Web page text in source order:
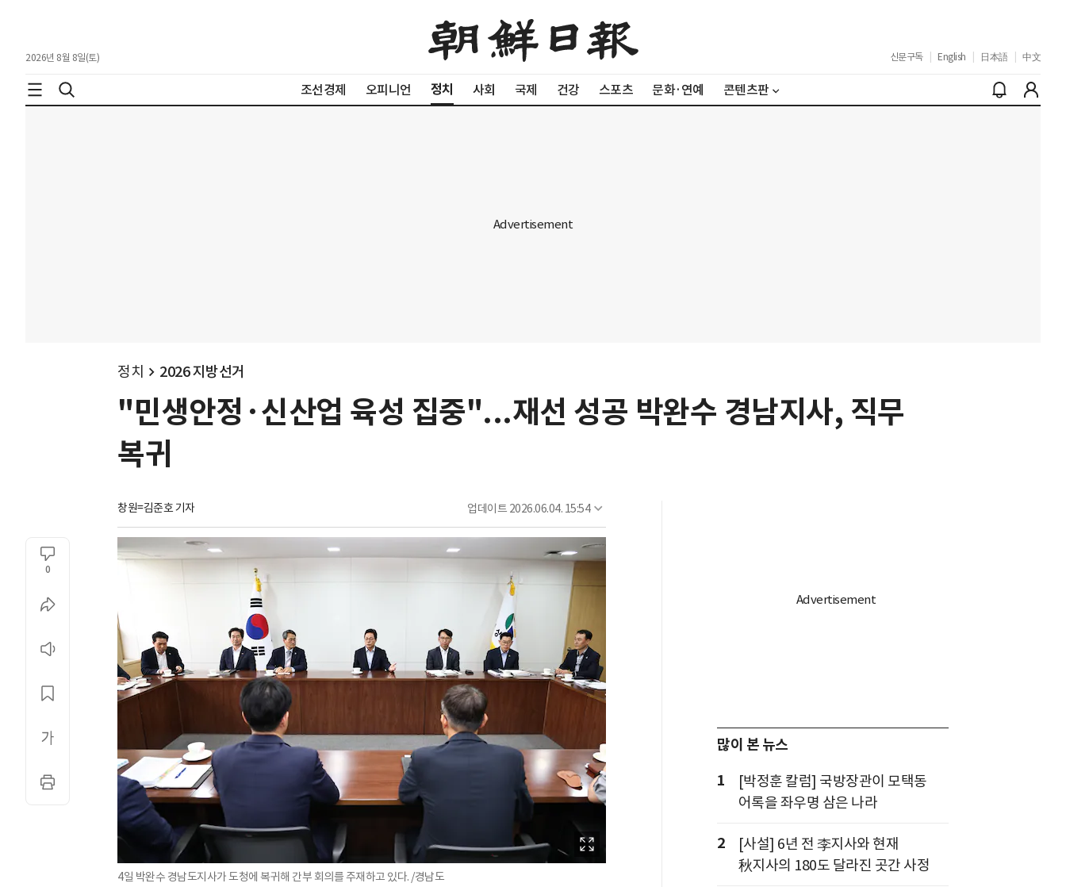
2026년 8월 8일(토) 신문구독 English 日本語 中文
조선경제 오피니언 정치 사회 국제 건강 스포츠 문화·연예 콘텐츠판
정치 2026 지방선거
"민생안정·신산업 육성 집중"...재선 성공 박완수 경남지사, 직무
복귀
창원=김준호 기자 업데이트 2026.06.04. 15:54
0
4일 박완수 경남도지사가 도청에 복귀해 간부 회의를 주재하고 있다. /경남도
많이 본 뉴스
1
[박정훈 칼럼] 국방장관이 모택동
어록을 좌우명 삼은 나라
2
[사설] 6년 전 李지사와 현재
秋지사의 180도 달라진 곳간 사정